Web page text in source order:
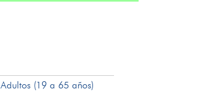
Adultos (19 a 65 años)